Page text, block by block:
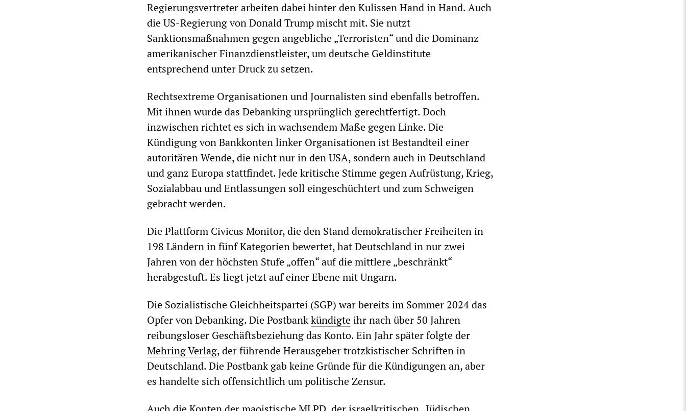
Regierungsvertreter arbeiten dabei hinter den Kulissen Hand in Hand. Auch
die US-Regierung von Donald Trump mischt mit. Sie nutzt
Sanktionsmaßnahmen gegen angebliche „Terroristen“ und die Dominanz
amerikanischer Finanzdienstleister, um deutsche Geldinstitute
entsprechend unter Druck zu setzen.
Rechtsextreme Organisationen und Journalisten sind ebenfalls betroffen.
Mit ihnen wurde das Debanking ursprünglich gerechtfertigt. Doch
inzwischen richtet es sich in wachsendem Maße gegen Linke. Die
Kündigung von Bankkonten linker Organisationen ist Bestandteil einer
autoritären Wende, die nicht nur in den USA, sondern auch in Deutschland
und ganz Europa stattfindet. Jede kritische Stimme gegen Aufrüstung, Krieg,
Sozialabbau und Entlassungen soll eingeschüchtert und zum Schweigen
gebracht werden.
Die Plattform Civicus Monitor, die den Stand demokratischer Freiheiten in
198 Ländern in fünf Kategorien bewertet, hat Deutschland in nur zwei
Jahren von der höchsten Stufe „offen“ auf die mittlere „beschränkt“
herabgestuft. Es liegt jetzt auf einer Ebene mit Ungarn.
Die Sozialistische Gleichheitspartei (SGP) war bereits im Sommer 2024 das
Opfer von Debanking. Die Postbankkündigteihr nach über 50 Jahren
reibungsloser Geschäftsbeziehung das Konto. Ein Jahr später folgte der
Mehring Verlag, der führende Herausgeber trotzkistischer Schriften in
Deutschland. Die Postbank gab keine Gründe für die Kündigungen an, aber
es handelte sich offensichtlich um politische Zensur.